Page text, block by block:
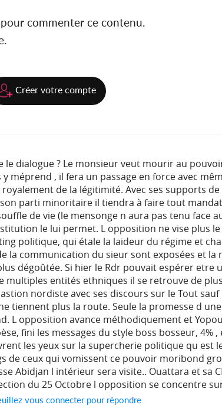
commenter ce contenu.
Créer votre compte
le dialogue ? Le monsieur veut mourir au
méprend , il fera un passage en force avec
de la légitimité. Avec ses supports de
parti minoritaire il tiendra à faire tout
de vie (le mensonge n aura pas tenu face
le lui permet. L opposition ne vise plus
politique, qui étale la laideur du régime et
la communication du sieur sont exposées et la
dégoûtée. Si hier le Rdr pouvait espérer etre
multiples entités ethniques il se retrouve de
nordiste avec ses discours sur le Tout
tiennent plus la route. Seule la promesse d
L opposition avance méthodiquement et
fini les messages du style boss bosseur, 4% ,
les yeux sur la supercherie politique qu est
de ceux qui vomissent ce pouvoir moribond
Abidjan l intérieur sera visite.. Ouattara et sa
du 25 Octobre l opposition se concentre
vous connecter pour répondre